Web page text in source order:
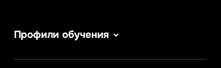
Профили обучения
Сервис в сфере туризма и гостеприимства